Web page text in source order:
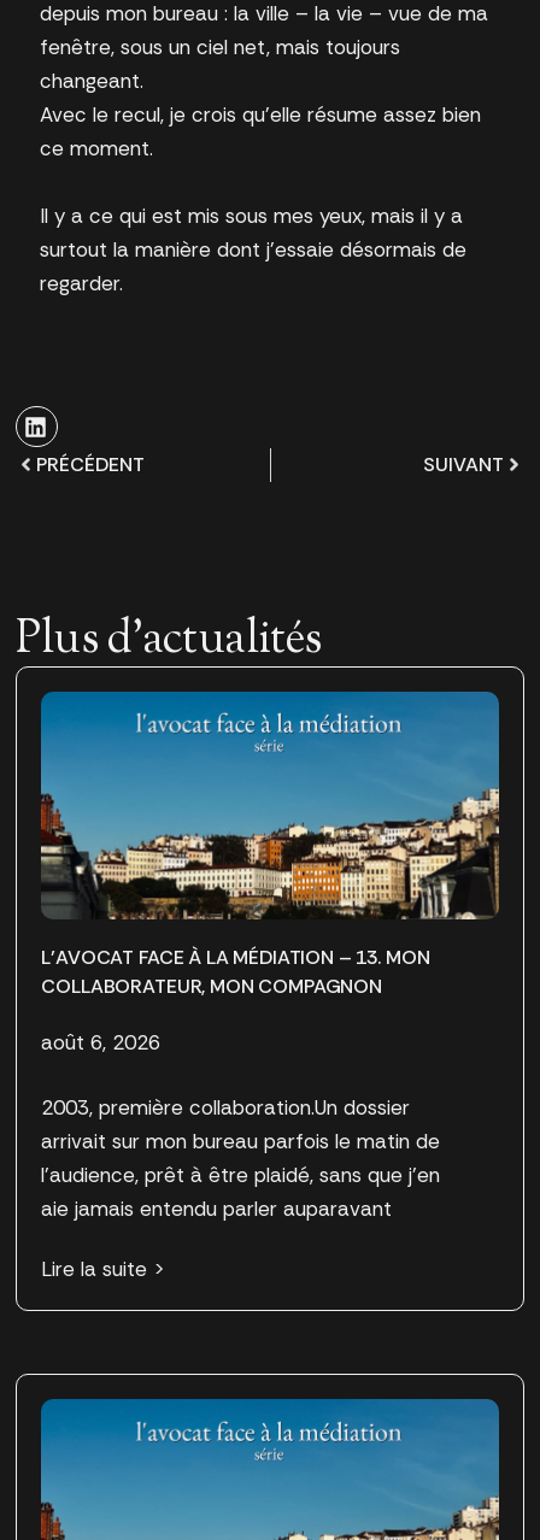
depuis mon bureau : la ville – la vie – vue de ma
fenêtre, sous un ciel net, mais toujours
changeant.
Avec le recul, je crois qu’elle résume assez bien
ce moment.
Il y a ce qui est mis sous mes yeux, mais il y a
surtout la manière dont j’essaie désormais de
regarder.
PRÉCÉDENT SUIVANT
Plus d'actualités
L’AVOCAT FACE À LA MÉDIATION – 13. MON
COLLABORATEUR, MON COMPAGNON
août 6, 2026
2003, première collaboration.Un dossier
arrivait sur mon bureau parfois le matin de
l’audience, prêt à être plaidé, sans que j’en
aie jamais entendu parler auparavant
Lire la suite >